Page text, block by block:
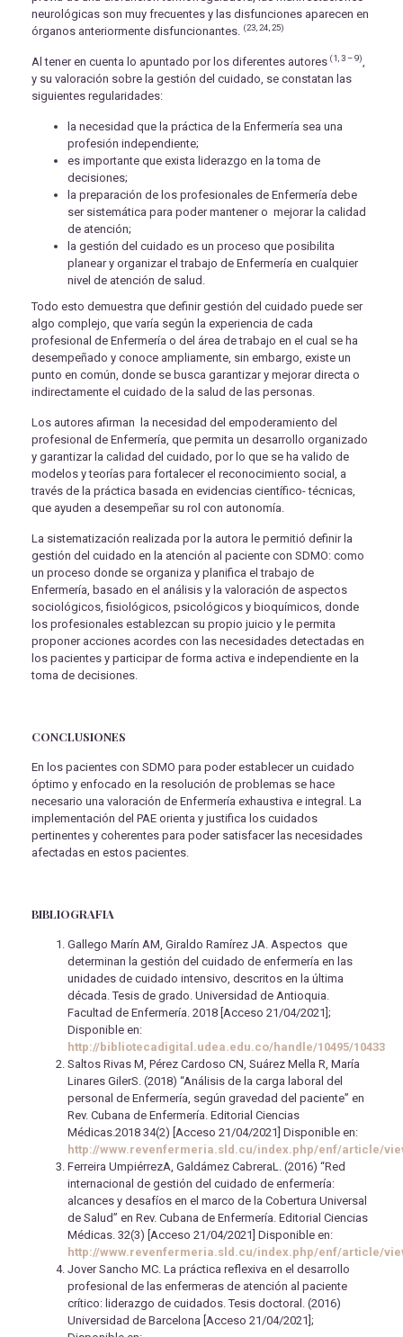
neurológicas son muy frecuentes y las disfunciones aparecen en
órganos anteriormente disfuncionantes.
(23, 24, 25)
Al tener en cuenta lo apuntado por los diferentes autores (1, 3 – 9)
y su valoración sobre la gestión del cuidado, se constatan las
siguientes regularidades:
la necesidad que la práctica de la Enfermería sea una
profesión independiente;
es importante que exista liderazgo en la toma de
decisiones;
la preparación de los profesionales de Enfermería debe
ser sistemática para poder mantener o mejorar la calidad
de atención;
la gestión del cuidado es un proceso que posibilita
planear y organizar el trabajo de Enfermería en cualquier
nivel de atención de salud.
Todo esto demuestra que definir gestión del cuidado puede ser
algo complejo, que varía según la experiencia de cada
profesional de Enfermería o del área de trabajo en el cual se ha
desempeñado y conoce ampliamente, sin embargo, existe un
punto en común, donde se busca garantizar y mejorar directa o
indirectamente el cuidado de la salud de las personas.
Los autores afirman la necesidad del empoderamiento del
profesional de Enfermería, que permita un desarrollo organizado
y garantizar la calidad del cuidado, por lo que se ha valido de
modelos y teorías para fortalecer el reconocimiento social, a
través de la práctica basada en evidencias científico- técnicas,
que ayuden a desempeñar su rol con autonomía.
La sistematización realizada por la autora le permitió definir la
gestión del cuidado en la atención al paciente con SDMO: como
un proceso donde se organiza y planifica el trabajo de
Enfermería, basado en el análisis y la valoración de aspectos
sociológicos, fisiológicos, psicológicos y bioquímicos, donde
los profesionales establezcan su propio juicio y le permita
proponer acciones acordes con las necesidades detectadas en
los pacientes y participar de forma activa e independiente en la
toma de decisiones.
CONCLUSIONES
En los pacientes con SDMO para poder establecer un cuidado
óptimo y enfocado en la resolución de problemas se hace
necesario una valoración de Enfermería exhaustiva e integral. La
implementación del PAE orienta y justifica los cuidados
pertinentes y coherentes para poder satisfacer las necesidades
afectadas en estos pacientes.
BIBLIOGRAFIA
Gallego Marín AM, Giraldo Ramírez JA. Aspectos que
determinan la gestión del cuidado de enfermería en las
unidades de cuidado intensivo, descritos en la última
década. Tesis de grado. Universidad de Antioquia.
Facultad de Enfermería. 2018 [Acceso 21/04/2021];
Disponible en:
http://bibliotecadigital.udea.edu.co/handle/10495/10433
Saltos Rivas M, Pérez Cardoso CN, Suárez Mella R, María
Linares GilerS. (2018) “Análisis de la carga laboral del
personal de Enfermería, según gravedad del paciente” en
Rev. Cubana de Enfermería. Editorial Ciencias
Médicas.2018 34(2) [Acceso 21/04/2021] Disponible en:
http://www.revenfermeria.sld.cu/index.php/enf/article/
Ferreira UmpiérrezA, Galdámez CabreraL. (2016) “Red
internacional de gestión del cuidado de enfermería:
alcances y desafíos en el marco de la Cobertura Universal
de Salud” en Rev. Cubana de Enfermería. Editorial Ciencias
Médicas. 32(3) [Acceso 21/04/2021] Disponible en:
http://www.revenfermeria.sld.cu/index.php/enf/article/
Jover Sancho MC. La práctica reflexiva en el desarrollo
profesional de las enfermeras de atención al paciente
crítico: liderazgo de cuidados. Tesis doctoral. (2016)
Universidad de Barcelona [Acceso 21/04/2021];